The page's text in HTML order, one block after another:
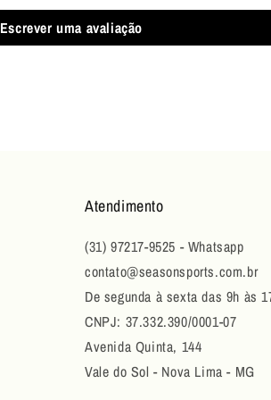
Escrever uma avaliação
Atendimento
(31) 97217-9525 - Whatsapp
contato@seasonsports.com.br
De segunda à sexta das 9h às
CNPJ: 37.332.390/0001-07
Avenida Quinta, 144
Vale do Sol - Nova Lima - MG